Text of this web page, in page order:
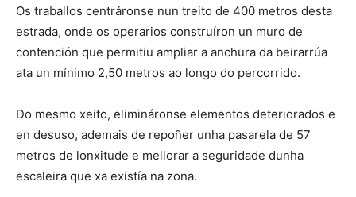
Os traballos centráronse nun treito de 400 metros desta
estrada, onde os operarios construíron un muro de
contención que permitiu ampliar a anchura da beirarrúa
ata un mínimo 2,50 metros ao longo do percorrido.
Do mesmo xeito, elimináronse elementos deteriorados e
en desuso, ademais de repoñer unha pasarela de 57
metros de lonxitude e mellorar a seguridade dunha
escaleira que xa existía na zona.